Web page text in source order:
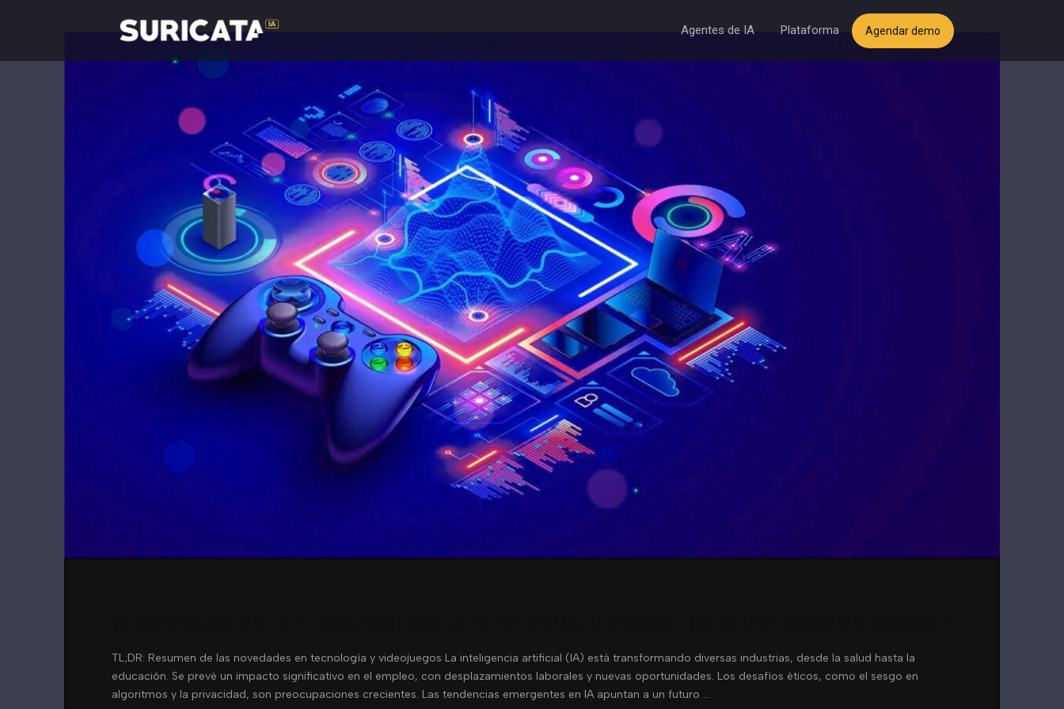
Agentes de IA Plataforma Agendar demo
TL;DR: Resumen de las novedades en tecnología y videojuegos La inteligencia artificial (IA) está transformando diversas industrias, desde la salud hasta la
educación. Se prevé un impacto significativo en el empleo, con desplazamientos laborales y nuevas oportunidades. Los desafíos éticos, como el sesgo en
algoritmos y la privacidad, son preocupaciones crecientes. Las tendencias emergentes en IA apuntan a un futuro …